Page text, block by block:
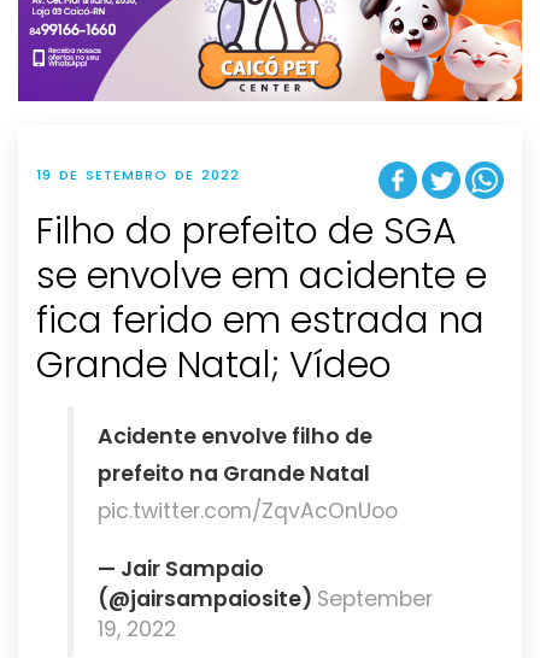
t
i
o
n
19 DE SETEMBRO DE 2022
Filho do prefeito de SGA
se envolve em acidente e
fica ferido em estrada na
Grande Natal; Vídeo
Acidente envolve filho de
prefeito na Grande Natal
pic.twitter.com/ZqvAcOnUoo
— Jair Sampaio
(@jairsampaiosite) September
19, 2022